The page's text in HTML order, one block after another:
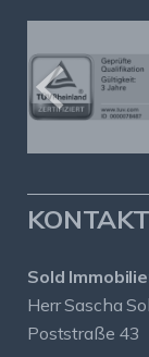
KONTAKT
Sold
Herr Sascha
Poststraße 43